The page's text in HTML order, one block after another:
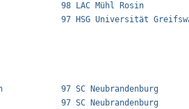
98 LAC Mühl
97 HSG Universität
97 SC
97 SC